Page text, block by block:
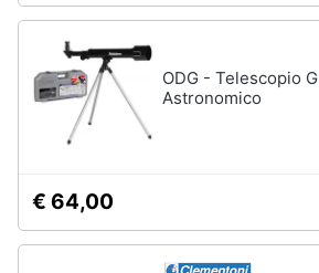
infanzia
Fotografia
Casalinghi
Abbigliamento
Sport
Vedi
tutti
ODG - Telescopio
Astronomico
€ 64,00